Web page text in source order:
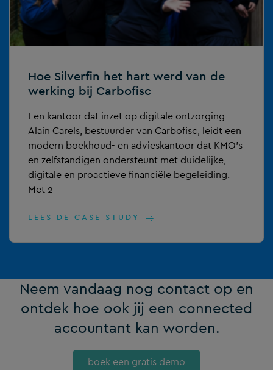
Hoe Silverfin het hart werd van de
werking bij Carbofisc
Een kantoor dat inzet op digitale ontzorging
Alain Carels, bestuurder van Carbofisc, leidt een
modern boekhoud- en advieskantoor dat KMO’s
en zelfstandigen ondersteunt met duidelijke,
digitale en proactieve financiële begeleiding.
Met 2
LEES DE CASE STUDY
Neem vandaag nog contact op en
ontdek hoe ook jij een connected
accountant kan worden.
boek een gratis demo